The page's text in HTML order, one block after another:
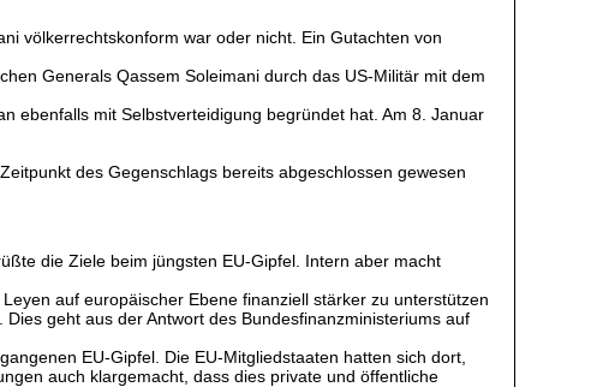
völkerrechtskonform war oder nicht. Ein Gutachten von
Generals Qassem Soleimani durch das US-Militär mit dem
ebenfalls mit Selbstverteidigung begründet hat. Am 8. Januar
des Gegenschlags bereits abgeschlossen gewesen
die Ziele beim jüngsten EU-Gipfel. Intern aber macht
auf europäischer Ebene finanziell stärker zu unterstützen
geht aus der Antwort des Bundesfinanzministeriums auf
EU-Gipfel. Die EU-Mitgliedstaaten hatten sich dort,
auch klargemacht, dass dies private und öffentliche